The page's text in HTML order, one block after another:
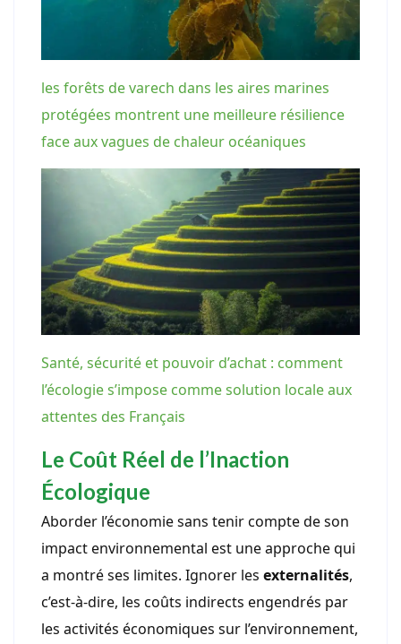
les forêts de varech dans les aires marines
protégées montrent une meilleure résilience
face aux vagues de chaleur océaniques
Santé, sécurité et pouvoir d’achat : comment
l’écologie s’impose comme solution locale aux
attentes des Français
Le Coût Réel de l’Inaction
Écologique
Aborder l’économie sans tenir compte de son
impact environnemental est une approche qui
a montré ses limites. Ignorer les externalités,
c’est-à-dire, les coûts indirects engendrés par
les activités économiques sur l’environnement,